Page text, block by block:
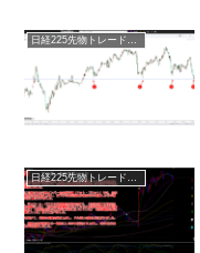
日経225先物トレード倶楽部